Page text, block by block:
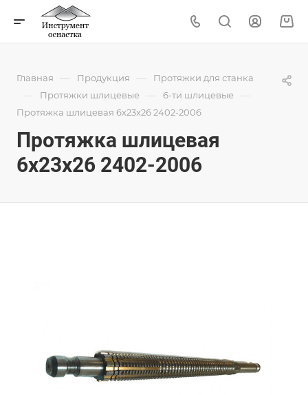
Главная — Продукция — Протяжки для станка
— Протяжки шлицевые — 6-ти шлицевые —
Протяжка шлицевая 6x23x26 2402-2006
Протяжка шлицевая
6x23x26 2402-2006